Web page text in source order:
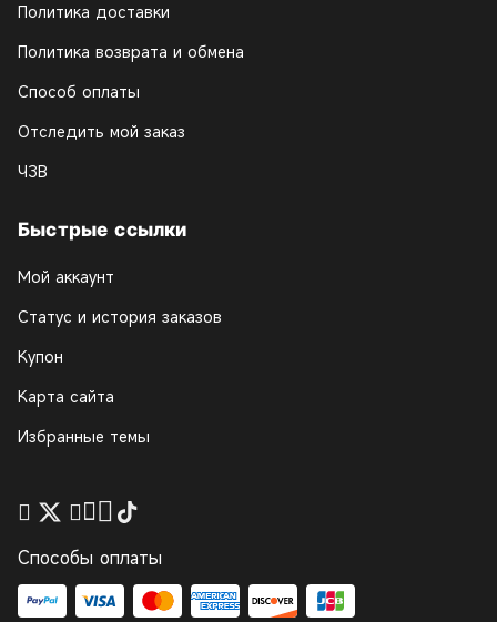
Политика доставки
Политика возврата и обмена
Способ оплаты
Отследить мой заказ
ЧЗВ
Быстрые ссылки
Мой аккаунт
Статус и история заказов
Купон
Карта сайта
Избранные темы
Способы оплаты